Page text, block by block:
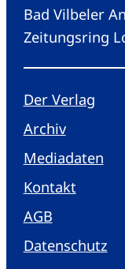
Bad Vilbeler
Zeitungsring
Der Verlag
Archiv
Mediadaten
Kontakt
AGB
Datenschutz